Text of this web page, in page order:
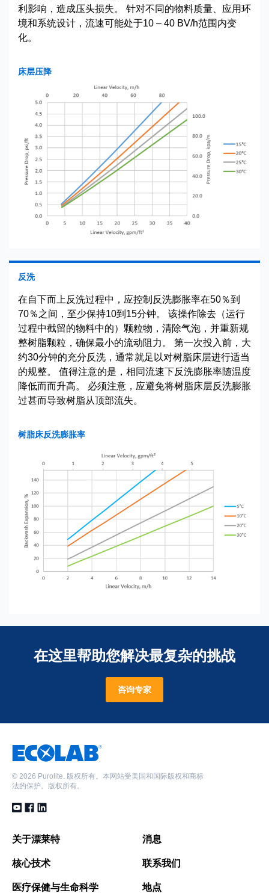
利影响，造成压头损失。 针对不同的物料质量、应用环
境和系统设计，流速可能处于10 – 40 BV/h范围内变
化。
床层压降
反洗
在自下而上反洗过程中，应控制反洗膨胀率在50％到
70％之间，至少保持10到15分钟。 该操作除去（运行
过程中截留的物料中的）颗粒物，清除气泡，并重新规
整树脂颗粒，确保最小的流动阻力。 第一次投入前，大
约30分钟的充分反洗，通常就足以对树脂床层进行适当
的规整。 值得注意的是，相同流速下反洗膨胀率随温度
降低而而升高。 必须注意，应避免将树脂床层反洗膨胀
过甚而导致树脂从顶部流失。
树脂床反洗膨胀率
在这里帮助您解决最复杂的挑战
咨询专家
© 2026 Purolite. 版权所有。本网站受美国和国际版权和商标
法的保护。版权所有。
关于漂莱特
核心技术
医疗保健与生命科学
消息
联系我们
地点